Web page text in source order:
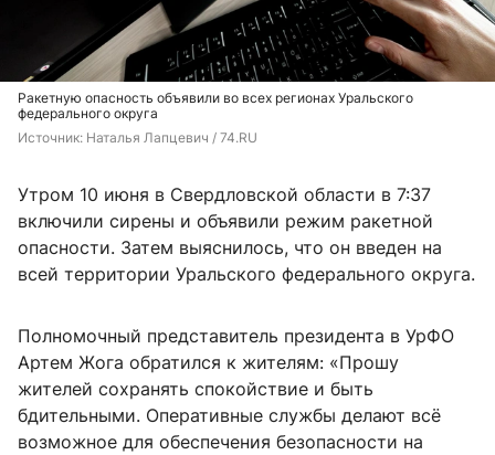
Ракетную опасность объявили во всех регионах Уральского
федерального округа
Источник: Наталья Лапцевич / 74.RU
Утром 10 июня в Свердловской области в 7:37
включили сирены и объявили режим ракетной
опасности. Затем выяснилось, что он введен на
всей территории Уральского федерального округа.
Полномочный представитель президента в УрФО
Артем Жога обратился к жителям: «Прошу
жителей сохранять спокойствие и быть
бдительными. Оперативные службы делают всё
возможное для обеспечения безопасности на